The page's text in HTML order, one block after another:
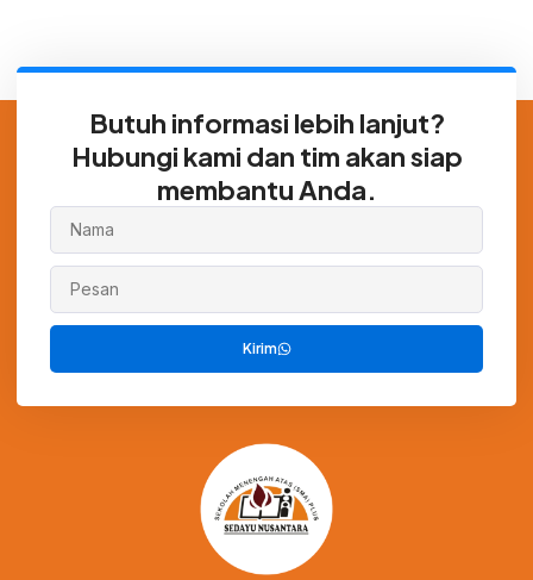
Butuh informasi lebih lanjut?
Hubungi kami dan tim akan siap
membantu Anda.
Kirim